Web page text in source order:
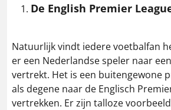
De English Premier
Natuurlijk vindt iedere voetbalfan
er een Nederlandse speler naar
vertrekt. Het is een buitengewone
als degene naar de Englisch
vertrekken. Er zijn talloze